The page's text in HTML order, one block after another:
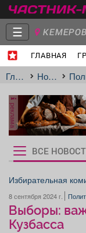
☰
ГЛАВНАЯ
Главная
Объявления
Работа
Главная Новости
реклама
Рукбрики
новостей
ВСЕ
Избирательная
8 сентября 2024 г.
Выборы:
Кузбасса